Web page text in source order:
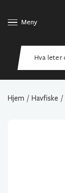
Meny
Hjem / Havfiske /